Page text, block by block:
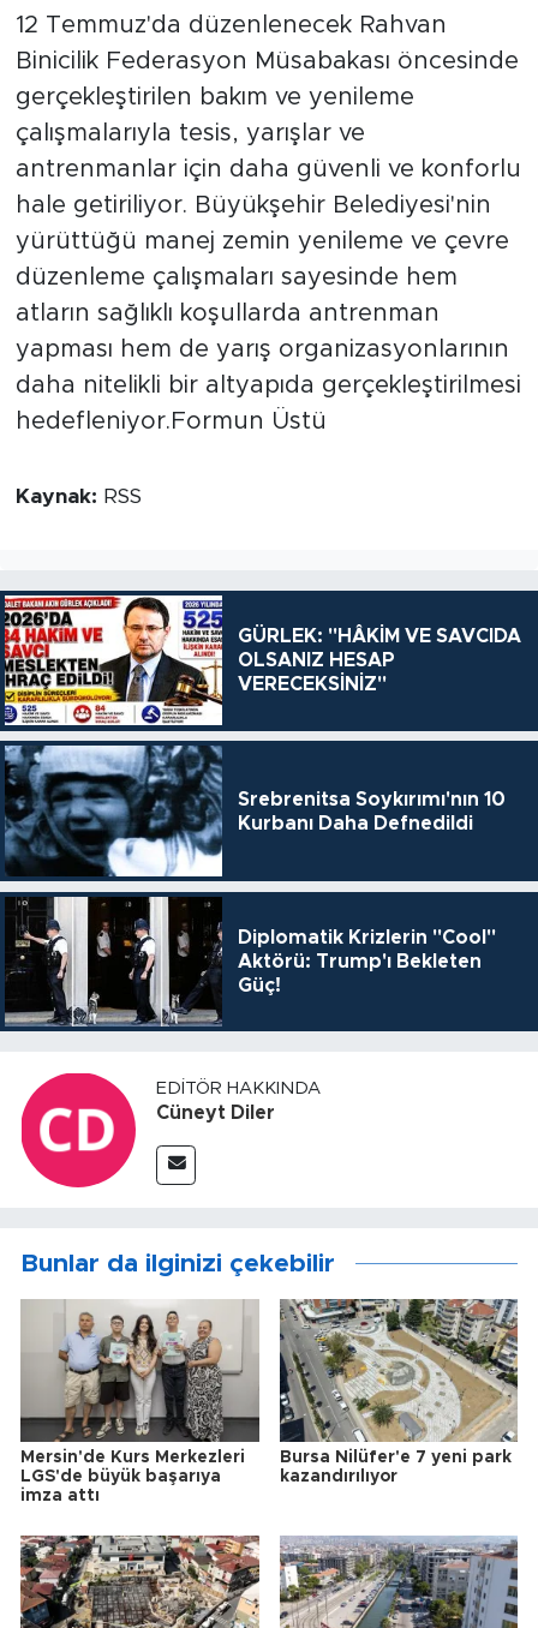
12 Temmuz'da düzenlenecek Rahvan
Binicilik Federasyon Müsabakası öncesinde
gerçekleştirilen bakım ve yenileme
çalışmalarıyla tesis, yarışlar ve
antrenmanlar için daha güvenli ve konforlu
hale getiriliyor. Büyükşehir Belediyesi'nin
yürüttüğü manej zemin yenileme ve çevre
düzenleme çalışmaları sayesinde hem
atların sağlıklı koşullarda antrenman
yapması hem de yarış organizasyonlarının
daha nitelikli bir altyapıda gerçekleştirilmesi
hedefleniyor.Formun Üstü
Kaynak: RSS
GÜRLEK: "HÂKİM VE SAVCIDA
OLSANIZ HESAP
VERECEKSİNİZ"
Srebrenitsa Soykırımı'nın 10
Kurbanı Daha Defnedildi
Diplomatik Krizlerin "Cool"
Aktörü: Trump'ı Bekleten
Güç!
EDITÖR HAKKINDA
Cüneyt Diler
Bunlar da ilginizi çekebilir
Mersin'de Kurs Merkezleri
LGS'de büyük başarıya
imza attı
Bursa Nilüfer'e 7 yeni park
kazandırılıyor